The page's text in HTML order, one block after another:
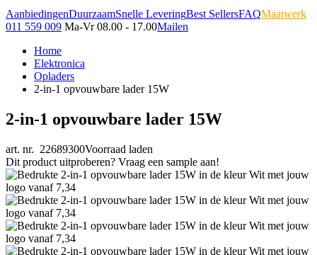
AanbiedingenDuurzaamSnelle LeveringBest SellersFAQMaatwerk
011 559 009 Ma-Vr 08.00 - 17.00Mailen
Home
Elektronica
Opladers
2-in-1 opvouwbare lader 15W
2-in-1 opvouwbare lader 15W
art. nr. 22689300Voorraad laden
Dit product uitproberen? Vraag een sample aan!